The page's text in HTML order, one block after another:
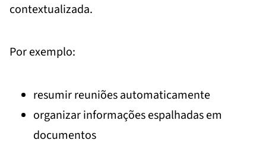
contextualizada.
Por exemplo:
resumir reuniões automaticamente
organizar informações espalhadas em
documentos